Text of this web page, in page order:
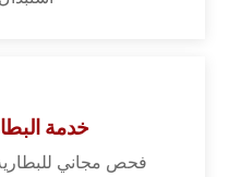
خدمة
فحص مجاني